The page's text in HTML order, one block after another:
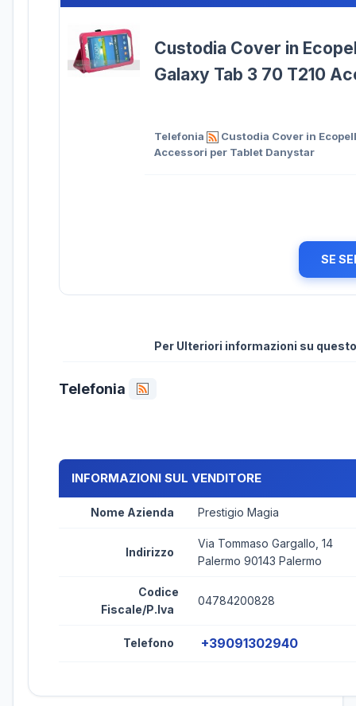
Custodia Cover in
Galaxy Tab 3 70 T210
Telefonia
Custodia Cover in
Accessori per Tablet Danystar
SE
Per Ulteriori informazioni su
Telefonia
INFORMAZIONI SUL VENDITORE
Nome Azienda Prestigio Magia
Indirizzo
Via Tommaso Gargallo, 14
Palermo 90143 Palermo
Codice
Fiscale/P.Iva
04784200828
Telefono +39091302940